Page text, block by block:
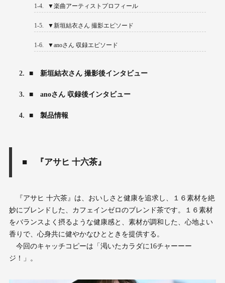
1-4. ▼楽曲アーティストプロフィール
1-5. ▼新垣結衣さん 撮影エピソード
1-6. ▼anoさん 収録エピソード
2. ■ 新垣結衣さん 撮影後インタビュー
3. ■ anoさん 収録後インタビュー
4. ■ 製品情報
■ 『アサヒ 十六茶』
『アサヒ 十六茶』は、おいしさと健康を追求し、１６素材を絶
妙にブレンドした、カフェインゼロのブレンド茶です。１６素材
をバランスよく摂るような健康感と、素材が調和した、心地よい
香りで、心身共に健やかなひとときを提供する。
今回のキャッチコピーは「渇いたカラダに16チャーーー
ジ！」。